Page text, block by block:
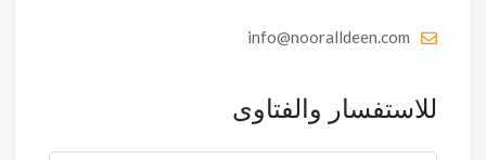
info@nooralldeen.com
للاستفسار والفتاوى